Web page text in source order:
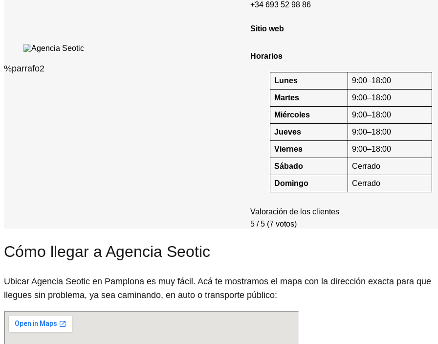
%parrafo2
+34 693 52 98 86
Sitio web
Horarios
Lunes 9:00–18:00
Martes 9:00–18:00
Miércoles 9:00–18:00
Jueves 9:00–18:00
Viernes 9:00–18:00
Sábado Cerrado
Domingo Cerrado
Valoración de los clientes
5 / 5 (7 votos)
Cómo llegar a Agencia Seotic
Ubicar Agencia Seotic en Pamplona es muy fácil. Acá te mostramos el mapa con la dirección exacta para que
llegues sin problema, ya sea caminando, en auto o transporte público: